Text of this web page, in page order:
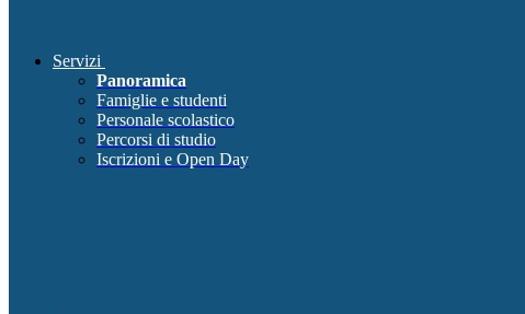
Servizi
Panoramica
Famiglie e studenti
Personale scolastico
Percorsi di studio
Iscrizioni e Open Day